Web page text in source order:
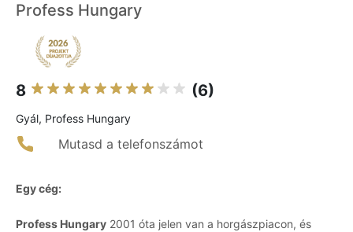
Profess Hungary
8 (6)
Gyál, Profess Hungary
Mutasd a telefonszámot
Egy cég:
Profess Hungary 2001 óta jelen van a horgászpiacon, és